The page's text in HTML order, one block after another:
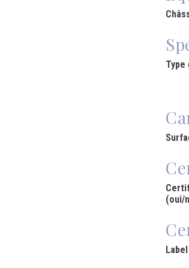
Type
(oui/